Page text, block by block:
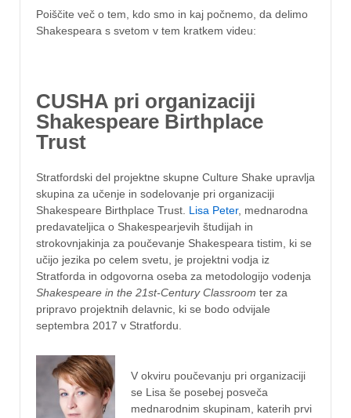
Poiščite več o tem, kdo smo in kaj počnemo, da delimo
Shakespeara s svetom v tem kratkem videu:
CUSHA pri organizaciji
Shakespeare Birthplace
Trust
Stratfordski del projektne skupne Culture Shake upravlja
skupina za učenje in sodelovanje pri organizaciji
Shakespeare Birthplace Trust. Lisa Peter, mednarodna
predavateljica o Shakespearjevih študijah in
strokovnjakinja za poučevanje Shakespeara tistim, ki se
učijo jezika po celem svetu, je projektni vodja iz
Stratforda in odgovorna oseba za metodologijo vodenja
Shakespeare in the 21st-Century Classroom ter za
pripravo projektnih delavnic, ki se bodo odvijale
septembra 2017 v Stratfordu.
V okviru poučevanju pri organizaciji
se Lisa še posebej posveča
mednarodnim skupinam, katerih prvi